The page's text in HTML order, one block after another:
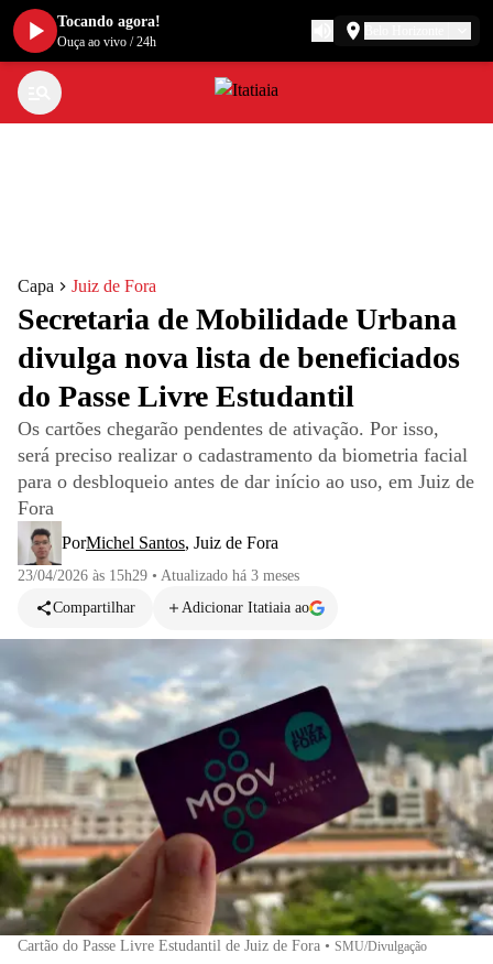
Capa Juiz de Fora
Secretaria de Mobilidade Urbana
divulga nova lista de beneficiados
do Passe Livre Estudantil
Os cartões chegarão pendentes de ativação. Por isso,
será preciso realizar o cadastramento da biometria facial
para o desbloqueio antes de dar início ao uso, em Juiz de
Fora
PorMichel Santos, Juiz de Fora
23/04/2026 às 15h29 • Atualizado há 3 meses
Compartilhar
Adicionar Itatiaia ao
Cartão do Passe Livre Estudantil de Juiz de Fora • SMU/Divulgação
Tocando agora!
Ouça ao vivo /24h